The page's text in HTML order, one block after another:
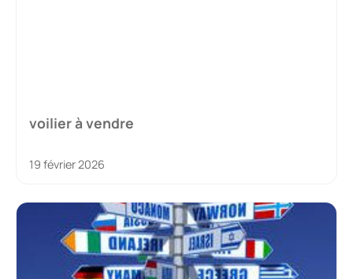
voilier à vendre
19 février 2026